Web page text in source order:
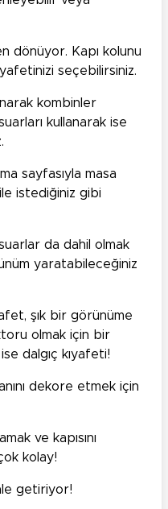
dönüyor. Kapı kolunu
seçebilirsiniz.
kombinler
kullanarak ise
sayfasıyla masa
istediğiniz gibi
da dahil olmak
yaratabileceğiniz
şık bir görünüme
olmak için bir
dalgıç kıyafeti!
dekore etmek için
ve kapısını
kolay!
getiriyor!